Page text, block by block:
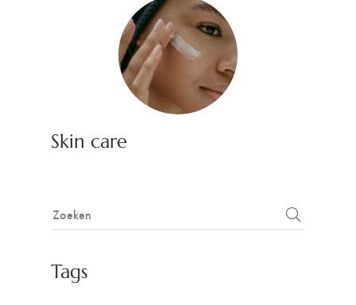
Skin care
Tags